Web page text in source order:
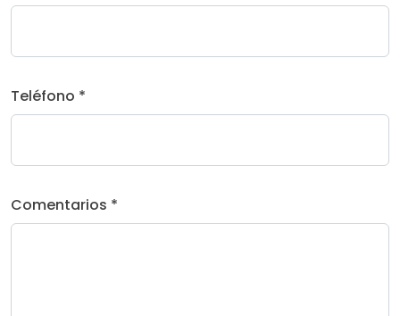
Teléfono *
Comentarios *